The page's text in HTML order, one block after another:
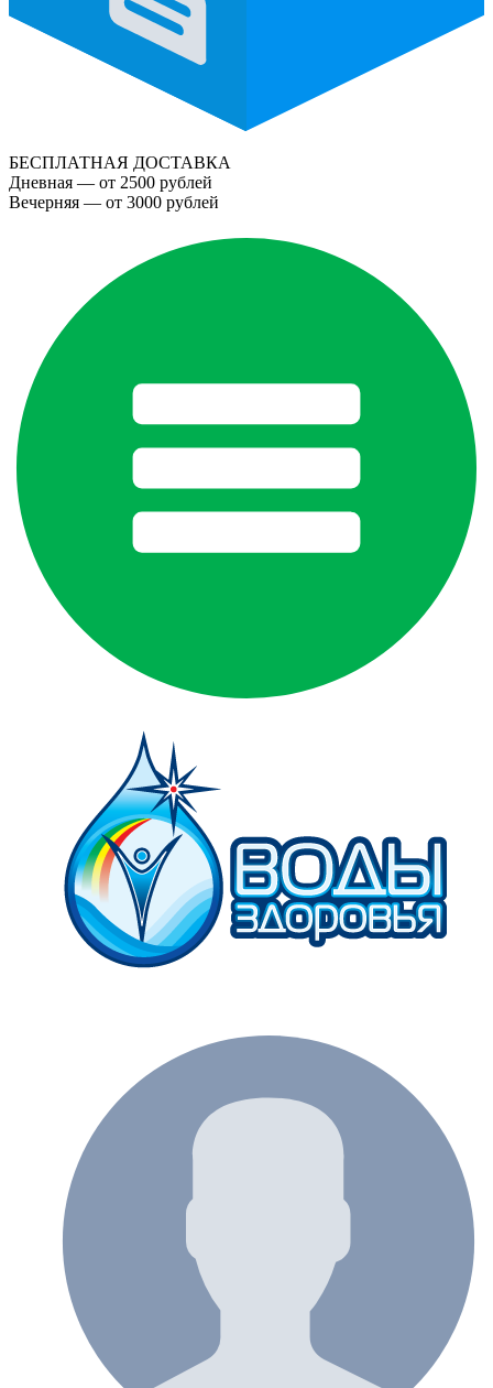
БЕСПЛАТНАЯ ДОСТАВКА
Дневная — от 2500 рублей
Вечерняя — от 3000 рублей